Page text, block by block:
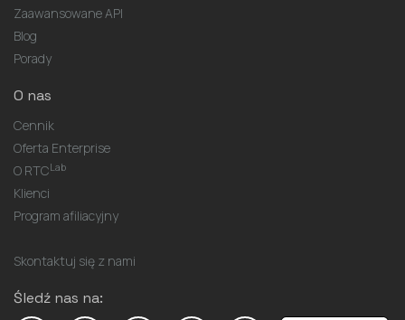
Zaawansowane API
Blog
Porady
O nas
Cennik
Oferta Enterprise
O RTCLab
Klienci
Program afiliacyjny
Skontaktuj się z nami
Śledź nas na: